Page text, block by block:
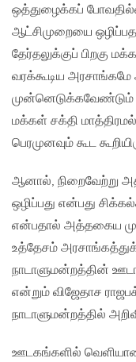
ஒத்துழைக்கப்
ஆட்சிமுறையை
தேர்தலுக்குப் பிறகு
வரக்கூடிய
முன்னெடுக்கவேண்டும்
மக்கள் சக்தி
பெரமுனவும் கூட
ஆனால், நிறைவேற்று
ஒழிப்பது என்பது
என்பதால் அத்தகைய
உத்தேசம்
நாடாளுமன்றத்தின்
என்றும் விஜேதாச
நாடாளுமன்றத்தில்
ஊடகங்களில்